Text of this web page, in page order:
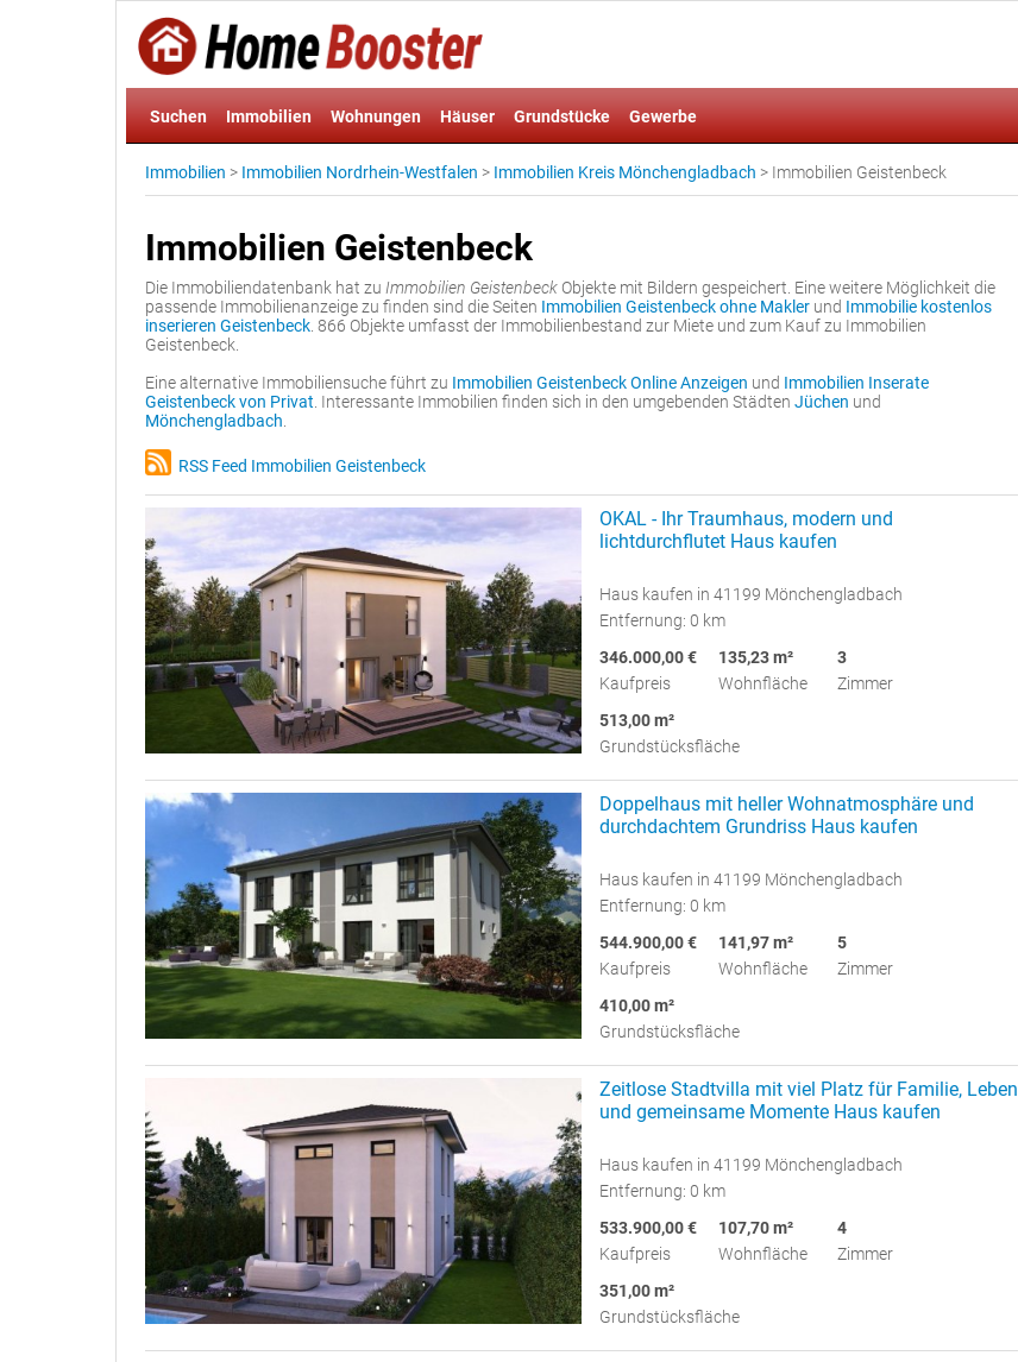
Suchen Immobilien Wohnungen Häuser Grundstücke Gewerbe
Immobilien > Immobilien Nordrhein-Westfalen > Immobilien Kreis Mönchengladbach > Immobilien Geistenbeck
Immobilien Geistenbeck
Die Immobiliendatenbank hat zu Immobilien Geistenbeck Objekte mit Bildern gespeichert. Eine weitere Möglichkeit die
passende Immobilienanzeige zu finden sind die Seiten Immobilien Geistenbeck ohne Makler und Immobilie kostenlos
inserieren Geistenbeck . 866 Objekte umfasst der Immobilienbestand zur Miete und zum Kauf zu Immobilien
Geistenbeck.
Eine alternative Immobiliensuche führt zu Immobilien Geistenbeck Online Anzeigen und Immobilien Inserate
Geistenbeck von Privat . Interessante Immobilien finden sich in den umgebenden Städten Jüchen und
Mönchengladbach
RSS Feed Immobilien Geistenbeck
OKAL - Ihr Traumhaus, modern und
lichtdurchflutet Haus kaufen
Haus kaufen in 41199 Mönchengladbach
Entfernung: 0 km
346.000,00 €
Kaufpreis
135,23 m²
Wohnfläche
3
Zimmer
513,00 m²
Grundstücksfläche
Doppelhaus mit heller Wohnatmosphäre und
durchdachtem Grundriss Haus kaufen
Haus kaufen in 41199 Mönchengladbach
Entfernung: 0 km
544.900,00 €
Kaufpreis
141,97 m²
Wohnfläche
5
Zimmer
410,00 m²
Grundstücksfläche
Zeitlose Stadtvilla mit viel Platz für Familie, Leben
und gemeinsame Momente Haus kaufen
Haus kaufen in 41199 Mönchengladbach
Entfernung: 0 km
533.900,00 €
Kaufpreis
107,70 m²
Wohnfläche
4
Zimmer
351,00 m²
Grundstücksfläche